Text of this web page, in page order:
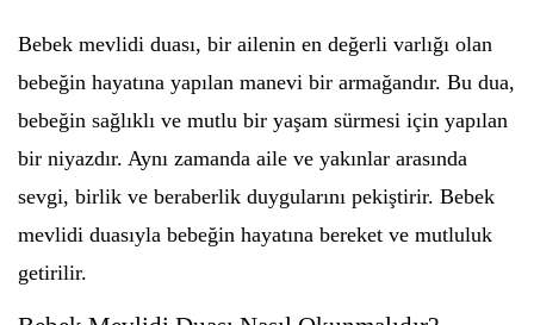
Bebek mevlidi duası, bir ailenin en değerli varlığı olan
bebeğin hayatına yapılan manevi bir armağandır. Bu dua,
bebeğin sağlıklı ve mutlu bir yaşam sürmesi için yapılan
bir niyazdır. Aynı zamanda aile ve yakınlar arasında
sevgi, birlik ve beraberlik duygularını pekiştirir. Bebek
mevlidi duasıyla bebeğin hayatına bereket ve mutluluk
getirilir.